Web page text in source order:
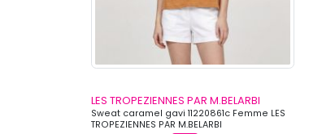
LES TROPEZIENNES PAR M.BELARBI
Sweat caramel gavi 11220861c Femme LES
TROPEZIENNES PAR M.BELARBI